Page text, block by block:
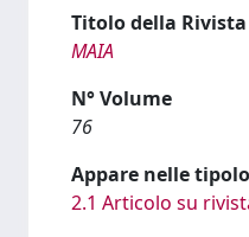
Titolo della Rivista
MAIA
N° Volume
76
Appare nelle
2.1 Articolo su